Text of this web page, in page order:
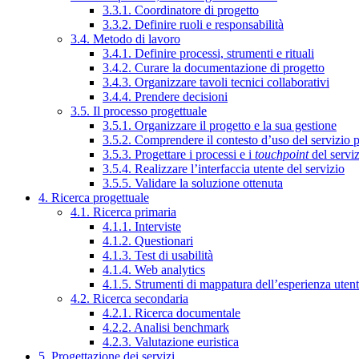
3.3.1. Coordinatore di progetto
3.3.2. Definire ruoli e responsabilità
3.4. Metodo di lavoro
3.4.1. Definire processi, strumenti e rituali
3.4.2. Curare la documentazione di progetto
3.4.3. Organizzare tavoli tecnici collaborativi
3.4.4. Prendere decisioni
3.5. Il processo progettuale
3.5.1. Organizzare il progetto e la sua gestione
3.5.2. Comprendere il contesto d’uso del servizio
3.5.3. Progettare i processi e i touchpointdel
3.5.4. Realizzare l’interfaccia utente del servizio
3.5.5. Validare la soluzione ottenuta
4. Ricerca progettuale
4.1. Ricerca primaria
4.1.1. Interviste
4.1.2. Questionari
4.1.3. Test di usabilità
4.1.4. Web analytics
4.1.5. Strumenti di mappatura dell’esperienza
4.2. Ricerca secondaria
4.2.1. Ricerca documentale
4.2.2. Analisi benchmark
4.2.3. Valutazione euristica
5. Progettazione dei servizi